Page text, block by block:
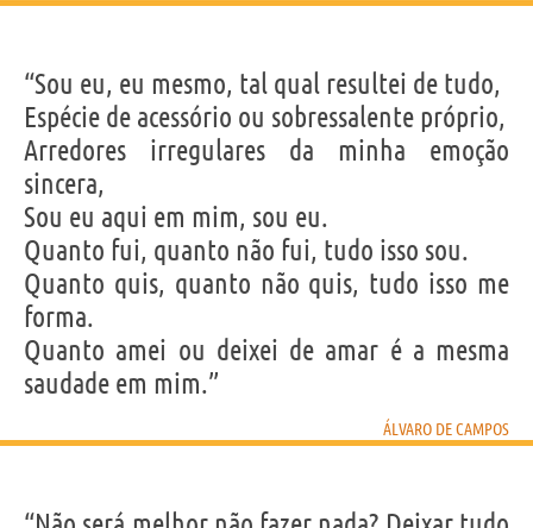
“Sou eu, eu mesmo, tal qual resultei de tudo,
Espécie de acessório ou sobressalente próprio,
Arredores irregulares da minha emoção
sincera,
Sou eu aqui em mim, sou eu.
Quanto fui, quanto não fui, tudo isso sou.
Quanto quis, quanto não quis, tudo isso me
forma.
Quanto amei ou deixei de amar é a mesma
saudade em mim.”
ÁLVARO DE CAMPOS